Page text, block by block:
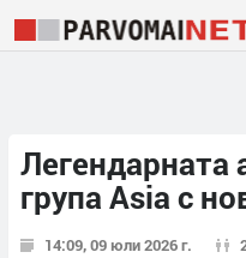
Легендарната
група Asia с
14:09, 09 юли 2026 г.